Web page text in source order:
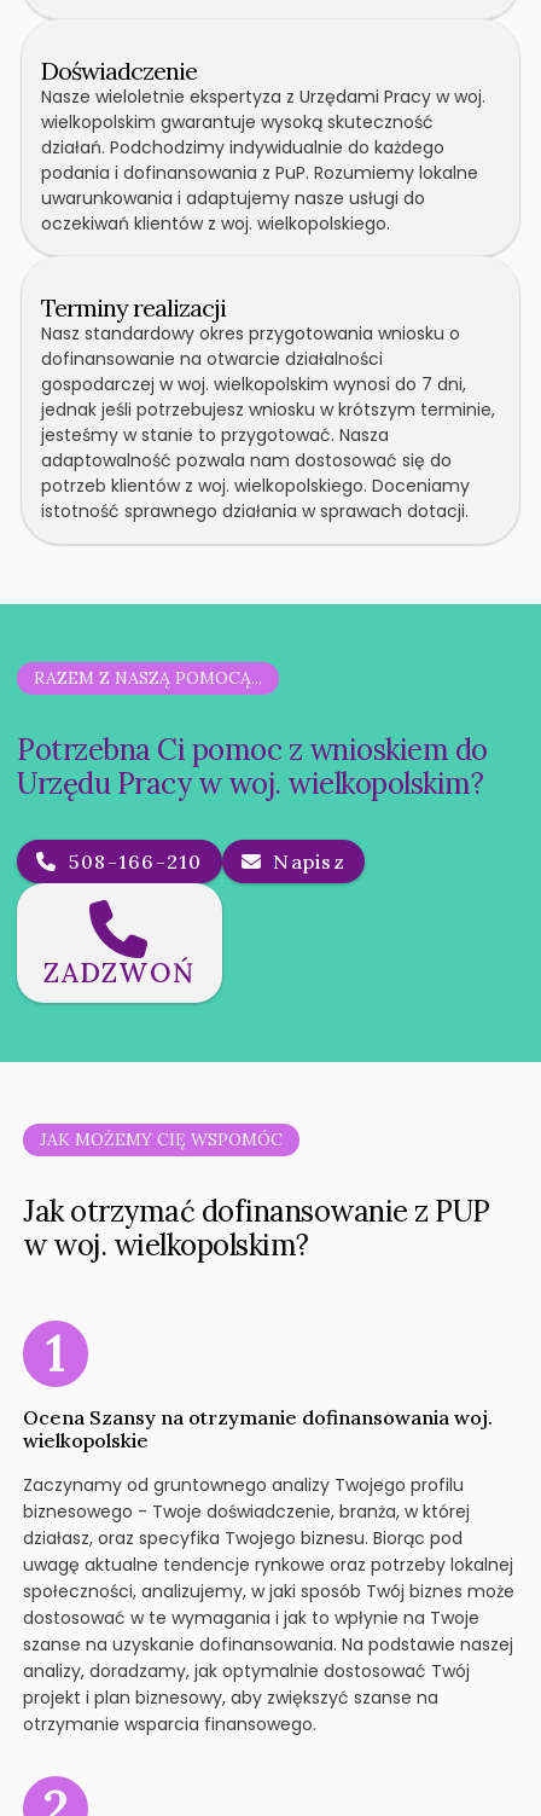
Doświadczenie
Nasze wieloletnie ekspertyza z Urzędami Pracy w woj.
wielkopolskim gwarantuje wysoką skuteczność
działań. Podchodzimy indywidualnie do każdego
podania i dofinansowania z PuP. Rozumiemy lokalne
uwarunkowania i adaptujemy nasze usługi do
oczekiwań klientów z woj. wielkopolskiego.
Terminy realizacji
Nasz standardowy okres przygotowania wniosku o
dofinansowanie na otwarcie działalności
gospodarczej w woj. wielkopolskim wynosi do 7 dni,
jednak jeśli potrzebujesz wniosku w krótszym terminie,
jesteśmy w stanie to przygotować. Nasza
adaptowalność pozwala nam dostosować się do
potrzeb klientów z woj. wielkopolskiego. Doceniamy
istotność sprawnego działania w sprawach dotacji.
RAZEM Z NASZĄ POMOCĄ...
Potrzebna Ci pomoc z wnioskiem do
Urzędu Pracy w woj. wielkopolskim?
508-166-210 Napisz
ZADZWOŃ
JAK MOŻEMY CIĘ WSPOMÓC
Jak otrzymać dofinansowanie z PUP
w woj. wielkopolskim?
Ocena Szansy na otrzymanie dofinansowania woj.
wielkopolskie
Zaczynamy od gruntownego analizy Twojego profilu
biznesowego - Twoje doświadczenie, branża, w której
działasz, oraz specyfika Twojego biznesu. Biorąc pod
uwagę aktualne tendencje rynkowe oraz potrzeby lokalnej
społeczności, analizujemy, w jaki sposób Twój biznes może
dostosować w te wymagania i jak to wpłynie na Twoje
szanse na uzyskanie dofinansowania. Na podstawie naszej
analizy, doradzamy, jak optymalnie dostosować Twój
projekt i plan biznesowy, aby zwiększyć szanse na
otrzymanie wsparcia finansowego.